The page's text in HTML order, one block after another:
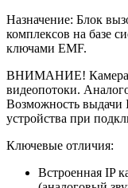
Назначение: Блок
комплексов на базе
ключами EMF.
ВНИМАНИЕ! Камера
видеопотоки.
Возможность выдачи
устройства при
Ключевые отличия:
Встроенная IP